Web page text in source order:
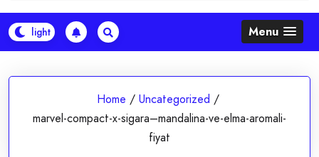
Menu
Home / Uncategorized /
marvel-compact-x-sigara–mandalina-ve-elma-aromali-
fiyat